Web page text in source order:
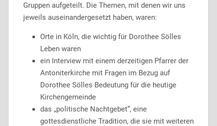
Gruppen aufgeteilt. Die Themen, mit denen wir uns
jeweils auseinandergesetzt haben, waren:
Orte in Köln, die wichtig für Dorothee Sölles
Leben waren
ein Interview mit einem derzeitigen Pfarrer der
Antoniterkirche mit Fragen im Bezug auf
Dorothee Sölles Bedeutung für die heutige
Kirchengemeinde
das „politische Nachtgebet“, eine
gottesdienstliche Tradition, die sie mit weiteren